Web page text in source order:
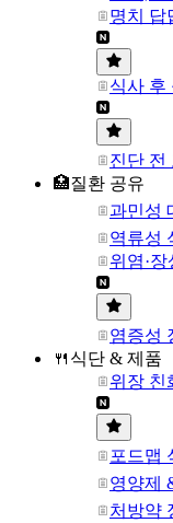
명치 답
식사 후
진단 전
🏥질환 공유
과민성
역류성
위염·
염증성
🍴식단 & 제품
위장 친
포드맵
영양제
처방약